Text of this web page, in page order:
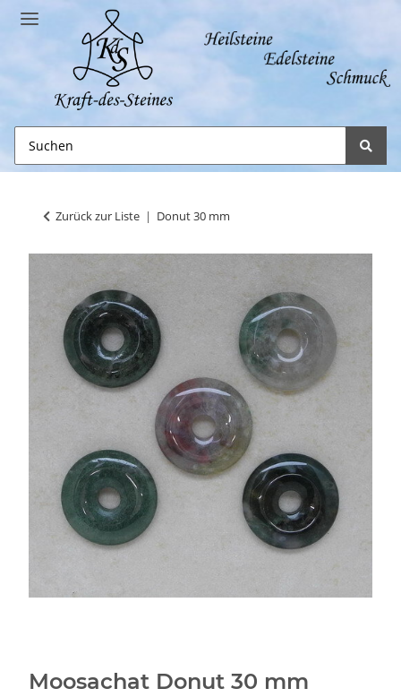
Zurück zur Liste Donut 30 mm
Moosachat Donut 30 mm